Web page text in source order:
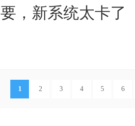
，新系统太卡了
1 2 3 4 5 6